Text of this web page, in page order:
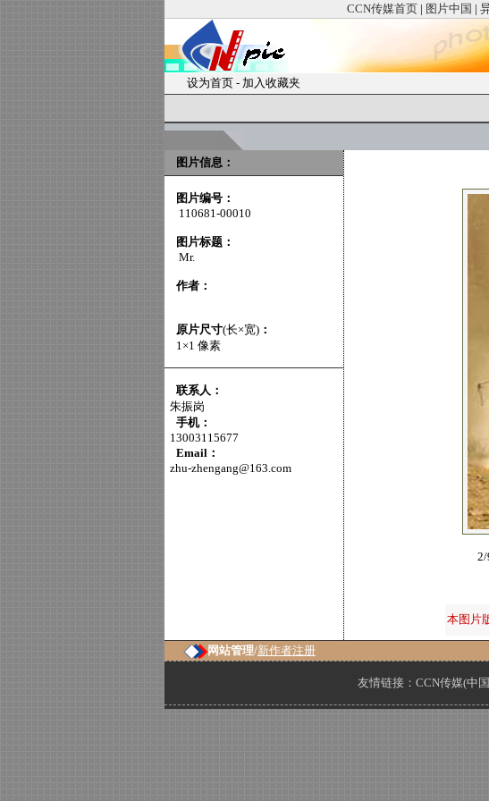
CCN传媒首页 | 图片中国 |
设为首页 - 加入收藏夹
图片信息：
图片编号：
110681-00010
图片标题：
Mr.
作者：
原片尺寸(长×宽) ：
1×1 像素
联系人：
朱振岗
手机：
13003115677
Email：
zhu-zhengang@163.com
2/
本图片
网站管理/新作者注册
友情链接： CCN传媒(中